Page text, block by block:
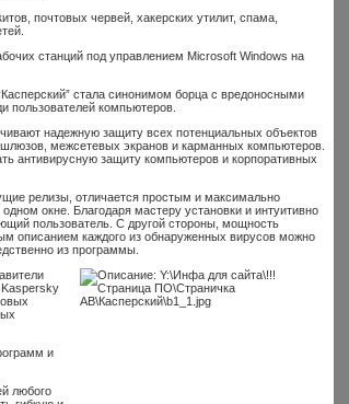
почтовых червей, хакерских утилит, спама,
станций под управлением Microsoft Windows на
стала синонимом борца с вредоносными
пользователей компьютеров.
надежную защиту всех потенциальных объектов
межсетевых экранов и карманных компьютеров.
антивирусную защиту компьютеров и корпоративных
релизы, отличается простым и максимально
окне. Благодаря мастеру установки и интуитивно
пользователь. С другой стороны, мощность
описанием каждого из обнаруженных вирусов можно
из программы.
Kaspersky
и
любого